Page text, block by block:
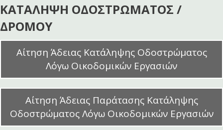
ΚΑΤΑΛΗΨΗ ΟΔΟΣΤΡΩΜΑΤΟΣ /
ΔΡΟΜΟΥ
Αίτηση Άδειας Κατάληψης Οδοστρώματος
Λόγω Οικοδομικών Εργασιών
Αίτηση Άδειας Παράτασης Κατάληψης
Οδοστρώματος Λόγω Οικοδομικών Εργασιών